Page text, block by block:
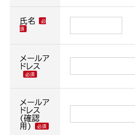
氏名
メールア
ドレス
メールア
ドレス
(確認
用)